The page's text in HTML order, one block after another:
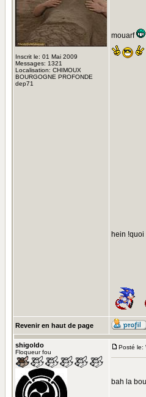
Inscrit le: 01 Mai 2009
Messages: 1321
Localisation: CHIMOUX
BOURGOGNE PROFONDE
dep71
mouarf
hein
Revenir en haut de page
shigoldo
Floqueur fou
Posté le:
bah la